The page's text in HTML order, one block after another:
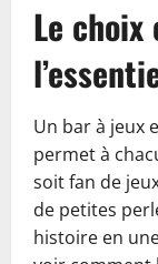
Le
Un bar à jeux
permet à
soit fan de
de petites
histoire en